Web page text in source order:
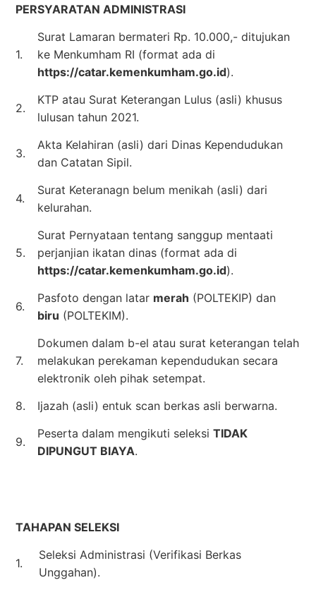
PERSYARATAN ADMINISTRASI
1.
Surat Lamaran bermateri Rp. 10.000,- ditujukan
ke Menkumham RI (format ada di
https://catar.kemenkumham.go.id).
2.
KTP atau Surat Keterangan Lulus (asli) khusus
lulusan tahun 2021.
3.
Akta Kelahiran (asli) dari Dinas Kependudukan
dan Catatan Sipil.
4.
Surat Keteranagn belum menikah (asli) dari
kelurahan.
5.
Surat Pernyataan tentang sanggup mentaati
perjanjian ikatan dinas (format ada di
https://catar.kemenkumham.go.id).
6.
Pasfoto dengan latar merah (POLTEKIP) dan
biru (POLTEKIM).
7.
Dokumen dalam b-el atau surat keterangan telah
melakukan perekaman kependudukan secara
elektronik oleh pihak setempat.
8.
Ijazah (asli) entuk scan berkas asli berwarna.
9.
Peserta dalam mengikuti seleksi TIDAK
DIPUNGUT BIAYA.
TAHAPAN SELEKSI
1.
Seleksi Administrasi (Verifikasi Berkas
Unggahan).